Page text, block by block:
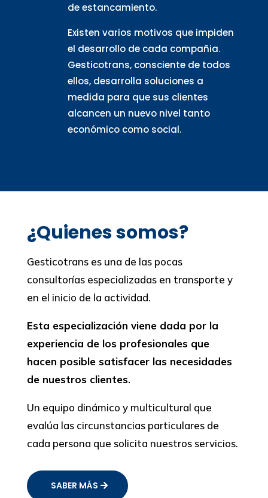
de estancamiento.
Existen varios motivos que impiden
el desarrollo de cada compañia.
Gesticotrans, consciente de todos
ellos, desarrolla soluciones a
medida para que sus clientes
alcancen un nuevo nivel tanto
económico como social.
¿Quienes somos?
Gesticotrans es una de las pocas
consultorías especializadas en transporte y
en el inicio de la actividad.
Esta especialización viene dada por la
experiencia de los profesionales que
hacen posible satisfacer las necesidades
de nuestros clientes.
Un equipo dinámico y multicultural que
evalúa las circunstancias particulares de
cada persona que solicita nuestros servicios.
SABER MÁS